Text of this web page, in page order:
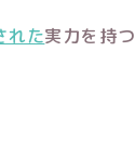
れた実力を持つ